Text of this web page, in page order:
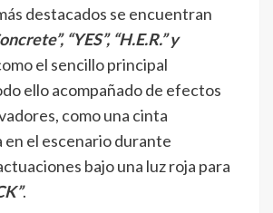
destacados se encuentran
“YES”, “H.E.R.” y
el sencillo principal
ello acompañado de efectos
como una cinta
el escenario durante
bajo una luz roja para
.